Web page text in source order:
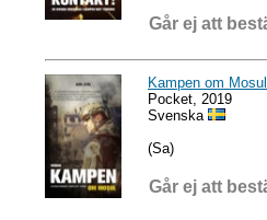
Går ej att
Kampen om Mosul
Pocket, 2019
Svenska
(Sa)
Går ej att